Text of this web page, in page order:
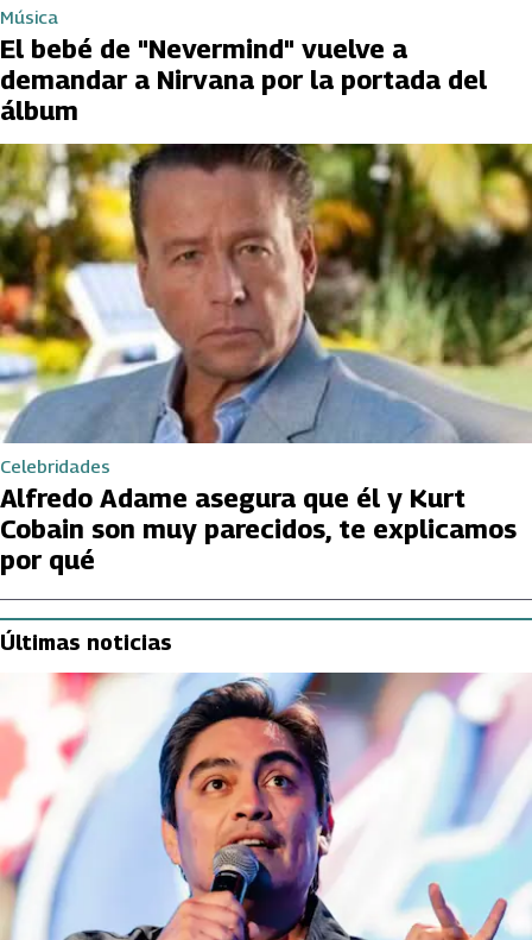
Música
El bebé de "Nevermind" vuelve a
demandar a Nirvana por la portada del
álbum
Celebridades
Alfredo Adame asegura que él y Kurt
Cobain son muy parecidos, te explicamos
por qué
Últimas noticias